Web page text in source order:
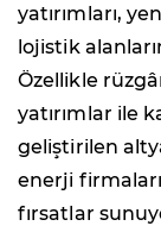
yatırımları,
lojistik
Özellikle
yatırımlar ile
geliştirilen
enerji firmaları
fırsatlar